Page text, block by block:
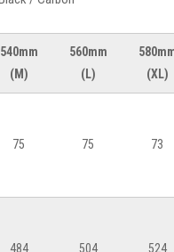
540mm
(M)
560mm
(L)
(XL)
75 75 73
484 504 524